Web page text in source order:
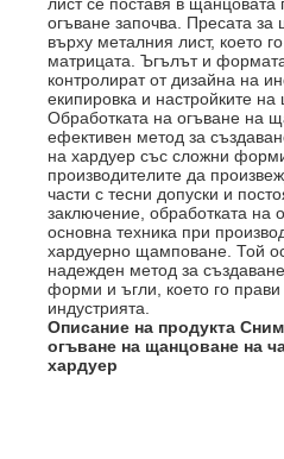
огъване започва. Пресата
върху металния лист, което
матрицата. Ъгълът и
контролират от дизайна на
екипировка и настройките на
Обработката на огъване на
ефективен метод за
на хардуер със сложни
производителите да
части с тесни допуски и
заключение, обработката на
основна техника при
хардуерно щамповане. Той
надежден метод за
форми и ъгли, което го
индустрията.
Описание на продукта
огъване на щанцоване на
хардуер